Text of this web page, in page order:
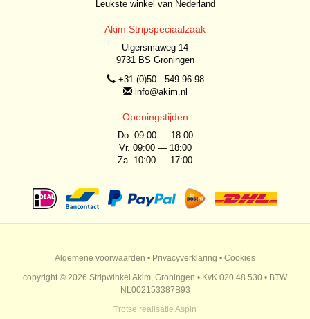
Leukste winkel van Nederland
Akim Stripspeciaalzaak
Ulgersmaweg 14
9731 BS Groningen
+31 (0)50 - 549 96 98
info@akim.nl
Openingstijden
Do. 09:00 — 18:00
Vr. 09:00 — 18:00
Za. 10:00 — 17:00
Algemene voorwaarden • Privacyverklaring • Cookies
copyright © 2026 Stripwinkel Akim, Groningen • KvK 020 48 530 • BTW
NL002153387B93
Trotse realisatie Aspin